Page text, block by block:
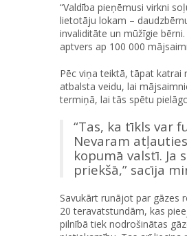
“Valdība pieņēmusi virkni
lietotāju lokam –
invaliditāte un mūžīgie
aptvers ap 100 000
Pēc viņa teiktā, tāpat katrai
atbalsta veidu, lai
termiņā, lai tās spētu
“Tas, ka tīkls var
Nevaram
kopumā valstī. Ja
priekšā,” sacīja
Savukārt runājot par gāzes
20 teravatstundām, kas
pilnībā tiek nodrošinātas